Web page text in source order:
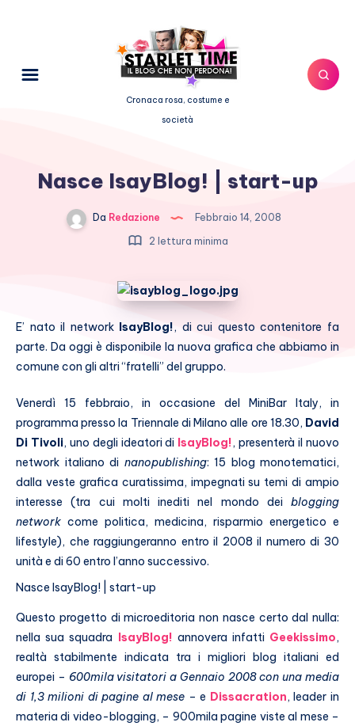
Cronaca rosa, costume e
società
Nasce IsayBlog! | start-up
Da Redazione
Febbraio 14, 2008
2 lettura minima
E’ nato il network IsayBlog!, di cui questo contenitore fa
parte. Da oggi è disponibile la nuova grafica che abbiamo in
comune con gli altri “fratelli” del gruppo.
Venerdì 15 febbraio, in occasione del MiniBar Italy, in
programma presso la Triennale di Milano alle ore 18.30, David
Di Tivoli, uno degli ideatori di IsayBlog!, presenterà il nuovo
network italiano di nanopublishing: 15 blog monotematici,
dalla veste grafica curatissima, impegnati su temi di ampio
interesse (tra cui molti inediti nel mondo dei blogging
network come politica, medicina, risparmio energetico e
lifestyle), che raggiungeranno entro il 2008 il numero di 30
unità e di 60 entro l’anno successivo.
Nasce IsayBlog! | start-up
Questo progetto di microeditoria non nasce certo dal nulla:
nella sua squadra IsayBlog! annovera infatti Geekissimo,
realtà stabilmente indicata tra i migliori blog italiani ed
europei – 600mila visitatori a Gennaio 2008 con una media
di 1,3 milioni di pagine al mese – e Dissacration, leader in
materia di video-blogging, – 900mila pagine viste al mese –